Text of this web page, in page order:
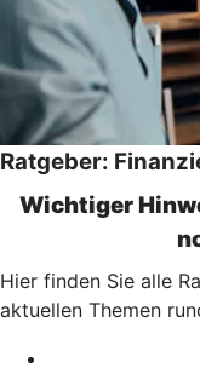
Ratgeber:
Wichtiger
Hier finden Sie alle
aktuellen Themen